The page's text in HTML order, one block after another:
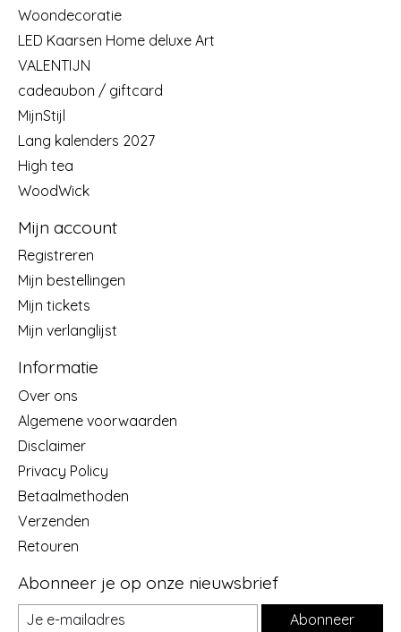
Woondecoratie
LED Kaarsen Home deluxe Art
VALENTIJN
cadeaubon / giftcard
MijnStijl
Lang kalenders 2027
High tea
WoodWick
Mijn account
Registreren
Mijn bestellingen
Mijn tickets
Mijn verlanglijst
Informatie
Over ons
Algemene voorwaarden
Disclaimer
Privacy Policy
Betaalmethoden
Verzenden
Retouren
Abonneer je op onze nieuwsbrief
Abonneer